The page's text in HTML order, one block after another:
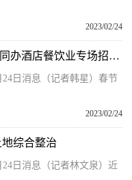
2023/02/24
当前播报:2月26日 海口三亚两城将同办酒店餐饮业专场招聘会
日消息（记者韩星）春节
2023/02/24
综合整治
日消息（记者林文泉）近